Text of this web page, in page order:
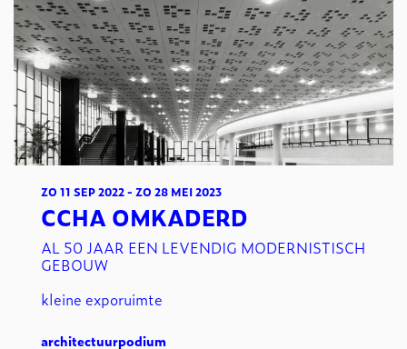
CCHA OMKADERD
AL 50 JAAR EEN LEVENDIG MODERNISTISCH
GEBOUW
ZO 11 SEP 2022- ZO 28 MEI 2023
kleine exporuimte
architectuurpodium